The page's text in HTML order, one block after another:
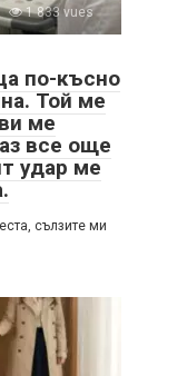
1 833 vues
по-късно
Той ме
ме
все още
удар ме
сълзите ми